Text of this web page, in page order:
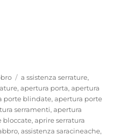
Tag
a ssistenza serrature,
,apertura porta,apertura
porte blindate,apertura porte
serramenti,apertura
bloccate,aprire serratura
,assistenza saracineache,